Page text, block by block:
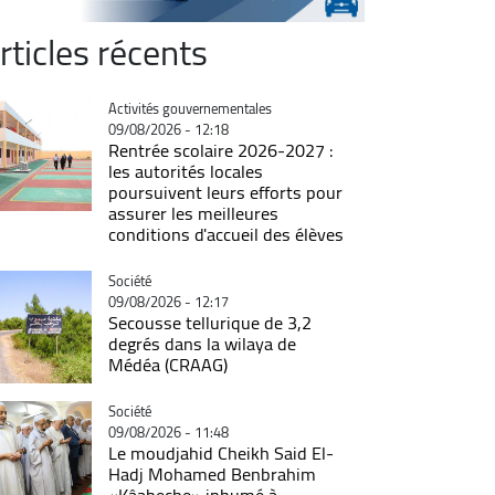
récents
Catégorie
Activités gouvernementales
09/08/2026 - 12:18
Rentrée scolaire 2026-2027 :
les autorités locales
poursuivent leurs efforts pour
assurer les meilleures
conditions d'accueil des élèves
Catégorie
Société
09/08/2026 - 12:17
Secousse tellurique de 3,2
degrés dans la wilaya de
Médéa (CRAAG)
Catégorie
Société
09/08/2026 - 11:48
Le moudjahid Cheikh Said El-
Hadj Mohamed Benbrahim